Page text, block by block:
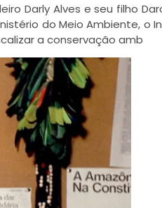
Darly Alves e seu filho
do Meio Ambiente, o
a conservação amb